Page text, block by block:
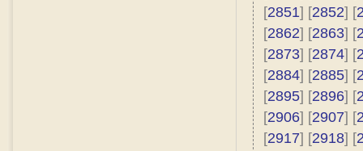
[2851] [2852] [
[2862] [2863] [
[2873] [2874] [
[2884] [2885] [
[2895] [2896] [
[2906] [2907] [
[2917] [2918] [